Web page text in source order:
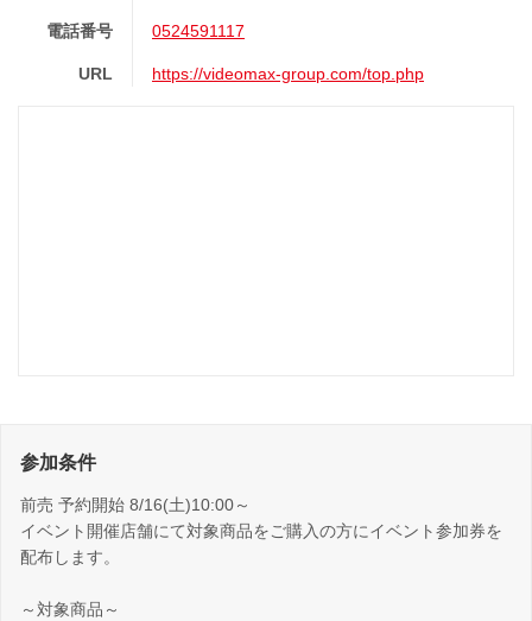
電話番号 0524591117
URL https://videomax-group.com/top.php
参加条件
前売 予約開始 8/16(土)10:00～
イベント開催店舗にて対象商品をご購入の方にイベント参加券を
配布します。
～対象商品～